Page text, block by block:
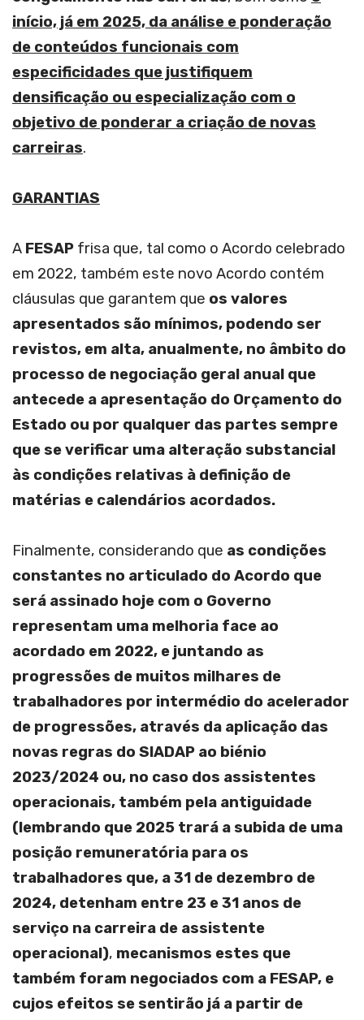
início, já em 2025, da análise e ponderação
de conteúdos funcionais com
especificidades que justifiquem
densificação ou especialização com o
objetivo de ponderar a criação de novas
carreiras.
GARANTIAS
A FESAP frisa que, tal como o Acordo celebrado
em 2022, também este novo Acordo contém
cláusulas que garantem que os valores
apresentados são mínimos, podendo ser
revistos, em alta, anualmente, no âmbito do
processo de negociação geral anual que
antecede a apresentação do Orçamento do
Estado ou por qualquer das partes sempre
que se verificar uma alteração substancial
às condições relativas à definição de
matérias e calendários acordados.
Finalmente, considerando que as condições
constantes no articulado do Acordo que
será assinado hoje com o Governo
representam uma melhoria face ao
acordado em 2022, e juntando as
progressões de muitos milhares de
trabalhadores por intermédio do acelerador
de progressões, através da aplicação das
novas regras do SIADAP ao biénio
2023/2024 ou, no caso dos assistentes
operacionais, também pela antiguidade
(lembrando que 2025 trará a subida de uma
posição remuneratória para os
trabalhadores que, a 31 de dezembro de
2024, detenham entre 23 e 31 anos de
serviço na carreira de assistente
operacional), mecanismos estes que
também foram negociados com a FESAP, e
cujos efeitos se sentirão já a partir de